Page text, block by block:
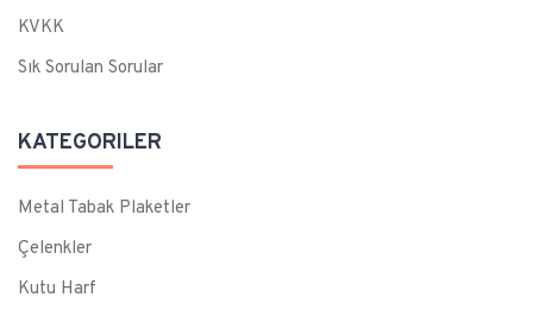
KVKK
Sık Sorulan Sorular
KATEGORILER
Metal Tabak Plaketler
Çelenkler
Kutu Harf